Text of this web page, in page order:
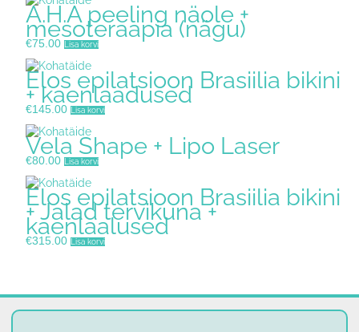
A.H.A peeling näole +
mesoteraapia (nägu)
€75.00 Lisa korvi
Elos epilatsioon Brasiilia bikini
+ kaenlaadused
€145.00 Lisa korvi
Vela Shape + Lipo Laser
€80.00 Lisa korvi
Elos epilatsioon Brasiilia bikini
+ Jalad tervikuna +
kaenlaalused
€315.00 Lisa korvi